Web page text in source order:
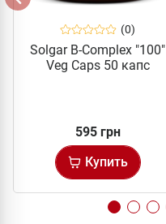
(0)
Solgar B-Complex "100"
Veg Caps 50 капс
595 грн
Купить